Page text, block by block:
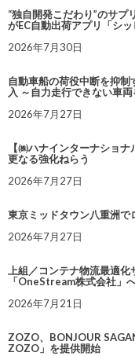
“独自開発こだわり”のサプ
がEC自動出荷アプリ「シ
2026年7月30日
自動車船の荷役中断を抑
入 ～自力走行できない車
2026年7月27日
【㈱ハナインターナショ
更なる強化ねらう
2026年7月27日
東京ミッドタウン八重洲
2026年7月27日
上組／コンテナ物流最適化
「OneStream株式会社」
2026年7月21日
ZOZO、BONJOUR
ZOZO」を提供開始